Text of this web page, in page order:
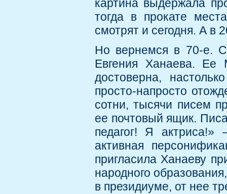
картина выдержала
тогда в прокате
смотрят и сегодня. А в
Но вернемся в 70-е.
Евгения Ханаева. Ее
достоверна,
просто-напросто
сотни, тысячи писем
ее почтовый ящик.
педагог! Я
активная
пригласила Ханаеву
народного
в президиуме, от нее